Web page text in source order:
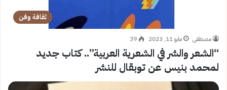
ثقافة وفن
مصطفى مايو 11, 2023 39
“الشعر والشر في الشعرية العربية”.. كتاب جديد
لمحمد بنيس عن توبقال للنشر